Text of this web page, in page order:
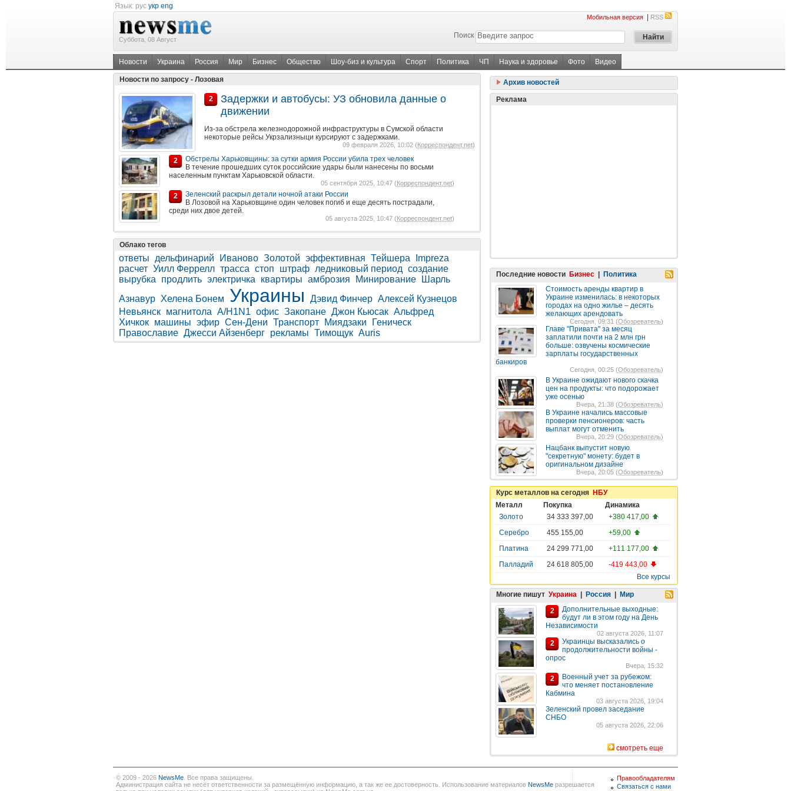
Язык: рус укр eng
Суббота, 08 Август
Мобильная версия RSS
Поиск
Новости Украина Россия Мир Бизнес Общество Шоу-биз и культура Спорт Политика ЧП Наука и здоровье Фото Видео
Новости по запросу - Лозовая
2
Задержки и автобусы: УЗ обновила данные о
движении
Из-за обстрела железнодорожной инфраструктуры в Сумской области
некоторые рейсы Укрзализныци курсируют с задержками.
09 февраля 2026, 10:02 (Корреспондент.net)
2
Обстрелы Харьковщины: за сутки армия России убила трех человек
В течение прошедших суток российские удары были нанесены по восьми
населенным пунктам Харьковской области.
05 сентября 2025, 10:47 (Корреспондент.net)
2
Зеленский раскрыл детали ночной атаки России
В Лозовой на Харьковщине один человек погиб и еще десять пострадали,
среди них двое детей.
05 августа 2025, 10:47 (Корреспондент.net)
Облако тегов
ответы дельфинарий Иваново Золотой эффективная Тейшера
Impreza
расчет Уилл Феррелл трасса стоп штраф ледниковый период создание
вырубка
продлить электричка квартиры амброзия Минирование
Шарль
Азнавур Хелена Бонем Украины Дэвид Финчер Алексей Кузнецов
Невьянск магнитола A/H1N1 офис Закопане Джон Кьюсак Альфред
Хичкок машины эфир Сен-Дени Транспорт Миядзаки
Геническ
Православие Джесси Айзенберг рекламы Тимощук Auris
Архив новостей
Реклама
Последние новости Бизнес
Политика
Стоимость аренды квартир в
Украине изменилась: в некоторых
городах на одно жилье – десять
желающих арендовать
Сегодня, 09:31 (Обозреватель)
Главе "Привата" за месяц
заплатили почти на 2 млн грн
больше: озвучены космические
зарплаты государственных
банкиров
Сегодня, 00:25 (Обозреватель)
В Украине ожидают нового скачка
цен на продукты: что подорожает
уже осенью
Вчера, 21:38 (Обозреватель)
В Украине начались массовые
проверки пенсионеров: часть
выплат могут отменить
Вчера, 20:29 (Обозреватель)
Нацбанк выпустит новую
"секретную" монету: будет в
оригинальном дизайне
Вчера, 20:05 (Обозреватель)
Курс металлов на сегодня НБУ
Металл
Покупка
Динамика
Золото
34 333 397,00
+380 417,00
Серебро
455 155,00
+59,00
Платина
24 299 771,00
+111 177,00
Палладий
24 618 805,00
-419 443,00
Все курсы
Многие пишут Украина Россия
Мир
2
Дополнительные выходные:
будут ли в этом году на День
Независимости
02 августа 2026, 11:07
2
Украинцы высказались о
продолжительности войны -
опрос
Вчера, 15:32
2
Военный учет за рубежом:
что меняет постановление
Кабмина
03 августа 2026, 19:04
Зеленский провел заседание
СНБО
05 августа 2026, 22:06
смотреть еще
© 2009 - 2026 NewsMe . Все права защищены.
Администрация сайта не несёт ответственности за размещённую информацию, а так же ее достоверность. Использование материалов NewsMe разрешается
Правообладателям
Связаться с нами